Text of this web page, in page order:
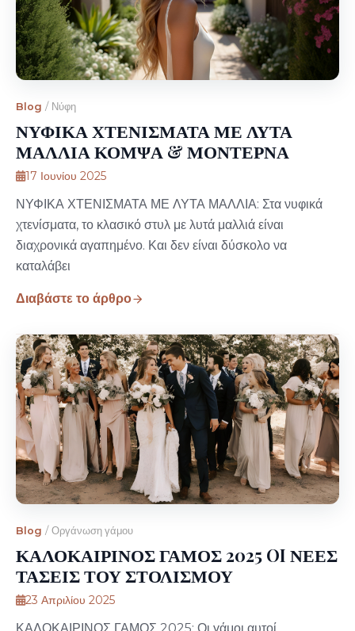
Blog / Νύφη
ΝΥΦΙΚΑ ΧΤΕΝΙΣΜΑΤΑ ΜΕ ΛΥΤΑ
ΜΑΛΛΙΑ ΚΟΜΨΑ & ΜΟΝΤΕΡΝΑ
17 Ιουνίου 2025
ΝΥΦΙΚΑ ΧΤΕΝΙΣΜΑΤΑ ΜΕ ΛΥΤΑ ΜΑΛΛΙΑ: Στα νυφικά
χτενίσματα, το κλασικό στυλ με λυτά μαλλιά είναι
διαχρονικά αγαπημένο. Και δεν είναι δύσκολο να
καταλάβει
Διαβάστε το άρθρο
Blog / Οργάνωση γάμου
ΚΑΛΟΚΑΙΡΙΝΟΣ ΓΑΜΟΣ 2025 OI ΝΕΕΣ
ΤΑΣΕΙΣ ΤΟΥ ΣΤΟΛΙΣΜΟΥ
23 Απριλίου 2025
ΚΑΛΟΚΑΙΡΙΝΟΣ ΓΑΜΟΣ 2025; Οι γάμοι αυτοί